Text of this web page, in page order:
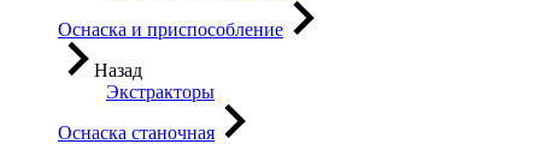
Оснаска и приспособление
Назад
Экстракторы
Оснаска станочная